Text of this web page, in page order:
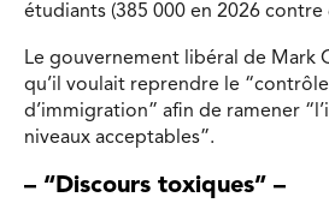
étudiants (385 000 en 2026 contre
Le gouvernement libéral de Mark
qu’il voulait reprendre le
d’immigration” afin de ramener
niveaux acceptables”.
– “Discours toxiques” –